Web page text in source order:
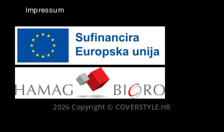
Impressum
2026 Copyright © COVERSTYLE.HR